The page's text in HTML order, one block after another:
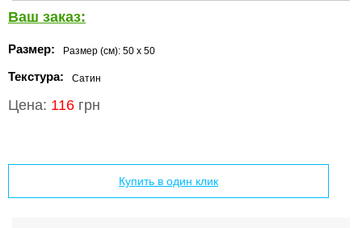
Ваш заказ:
Размер: Размер (см): 50 x 50
Текстура: Сатин
Цена: 116 грн
Купить в один клик